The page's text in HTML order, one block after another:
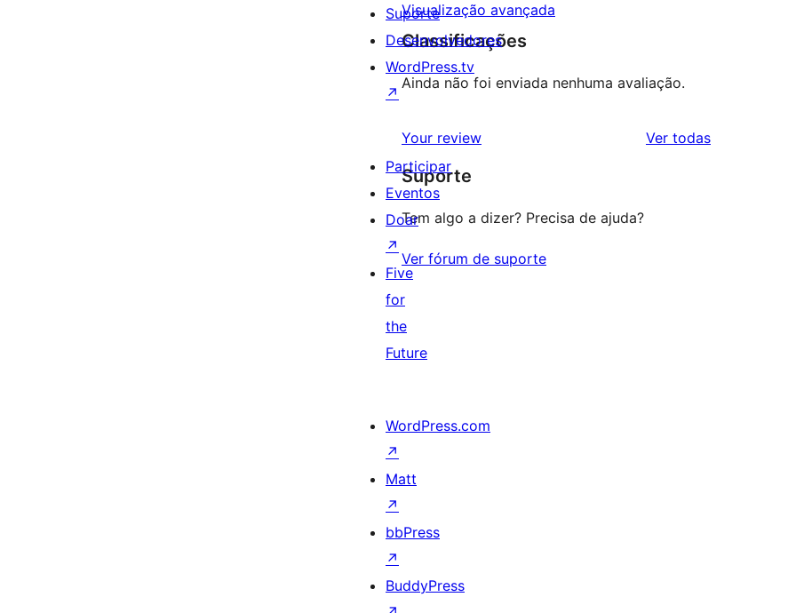
Visualização avançada
Classificações
Ainda não foi enviada nenhuma avaliação.
Your review Ver todasavaliações
Suporte
Tem algo a dizer? Precisa de ajuda?
Ver fórum de suporte
Suporte
Desenvolvedores
WordPress.tv
↗
Participar
Eventos
Doar
↗
Five
for
the
Future
WordPress.com
↗
Matt
↗
bbPress
↗
BuddyPress